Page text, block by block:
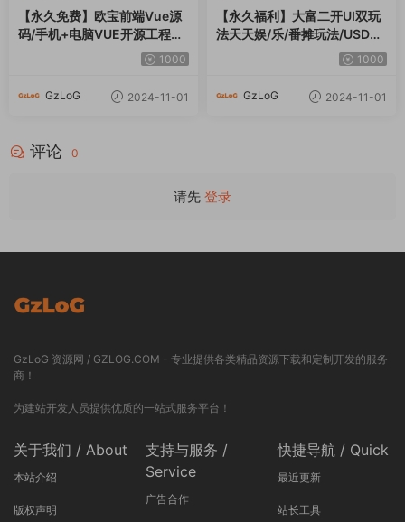
【永久免费】欧宝前端Vue源
码/手机+电脑VUE开源工程代
1000
GzLoG 2024-11-01
【永久福利】大富二开UI双玩
法天天娱/乐/番摊玩法/USDT
支付/采集已修复/带搭建教程
1000
GzLoG 2024-11-01
评论 0
请先 登录
GzLoG 资源网 / GZLOG.COM - 专业提供各类精品资源下载和定制开发的服务
商！
为建站开发人员提供优质的一站式服务平台！
关于我们 / About
本站介绍
版权声明
支持与服务 /
Service
广告合作
快捷导航 / Quick
最近更新
站长工具